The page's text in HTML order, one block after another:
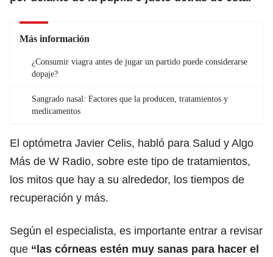
Más información
¿Consumir viagra antes de jugar un partido puede considerarse
dopaje?
Sangrado nasal: Factores que la producen, tratamientos y
medicamentos
El optómetra Javier Celis, habló para Salud y Algo
Más de W Radio, sobre este tipo de tratamientos,
los mitos que hay a su alrededor, los tiempos de
recuperación y más.
Según el especialista, es importante entrar a revisar
que “las córneas estén muy sanas para hacer el